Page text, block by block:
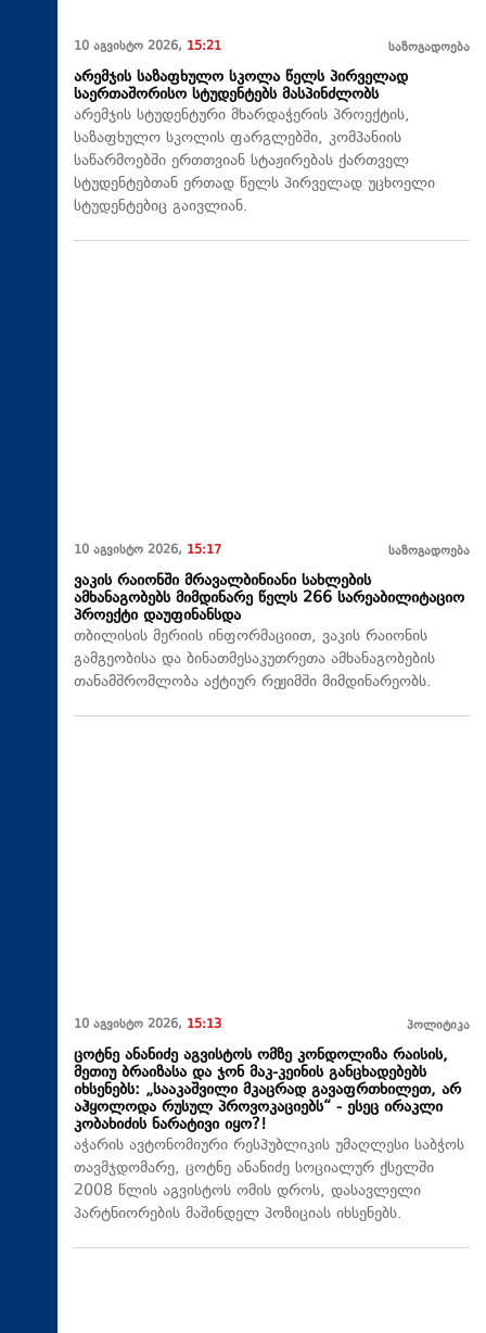
10 აგვისტო 2026, 15:21 საზოგადოება
არემჯის საზაფხულო სკოლა წელს პირველად
საერთაშორისო სტუდენტებს მასპინძლობს
არემჯის სტუდენტური მხარდაჭერის პროექტის,
საზაფხულო სკოლის ფარგლებში, კომპანიის
საწარმოებში ერთთვიან სტაჟირებას ქართველ
სტუდენტებთან ერთად წელს პირველად უცხოელი
სტუდენტებიც გაივლიან.
10 აგვისტო 2026, 15:17 საზოგადოება
ვაკის რაიონში მრავალბინიანი სახლების
ამხანაგობებს მიმდინარე წელს 266 სარეაბილიტაციო
პროექტი დაუფინანსდა
თბილისის მერიის ინფორმაციით, ვაკის რაიონის
გამგეობისა და ბინათმესაკუთრეთა ამხანაგობების
თანამშრომლობა აქტიურ რეჟიმში მიმდინარეობს.
10 აგვისტო 2026, 15:13 პოლიტიკა
ცოტნე ანანიძე აგვისტოს ომზე კონდოლიზა რაისის,
მეთიუ ბრაიზასა და ჯონ მაკ-კეინის განცხადებებს
იხსენებს: „სააკაშვილი მკაცრად გავაფრთხილეთ, არ
აჰყოლოდა რუსულ პროვოკაციებს“ - ესეც ირაკლი
კობახიძის ნარატივი იყო?!
აჭარის ავტონომიური რესპუბლიკის უმაღლესი საბჭოს
თავმჯდომარე, ცოტნე ანანიძე სოციალურ ქსელში
2008 წლის აგვისტოს ომის დროს, დასავლელი
პარტნიორების მაშინდელ პოზიციას იხსენებს.